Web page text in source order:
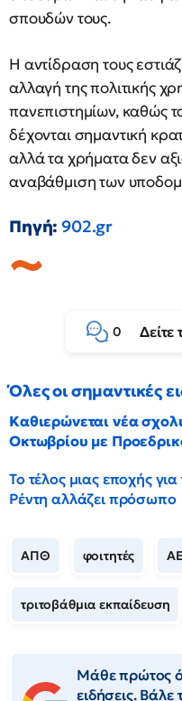
σπουδών τους.
Η αντίδραση τους
αλλαγή της πολιτικής
πανεπιστημίων, καθώς
δέχονται σημαντική
αλλά τα χρήματα δεν
αναβάθμιση των
Πηγή: 902.gr
0 Δείτε
Όλες οι σημαντικές
Καθιερώνεται νέα
Οκτωβρίου με
Το τέλος μιας εποχής
Ρέντη αλλάζει πρόσωπο
ΑΠΘ φοιτητές
τριτοβάθμια εκπαίδευση
Μάθε πρώτος
ειδήσεις.